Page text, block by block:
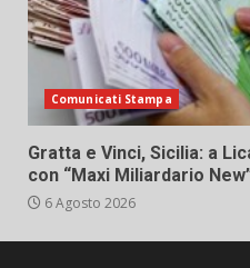
Comunicati Stampa
Gratta e Vinci, Sicilia: a
con “Maxi Miliardario
6 Agosto 2026